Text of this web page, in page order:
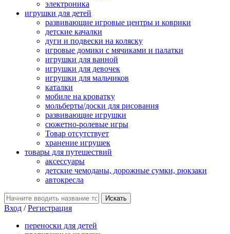
электроника
игрушки для детей
развивающие игровые центры и коврики
детские качалки
дуги и подвески на коляску
игровые домики с мячиками и палатки
игрушки для ванной
игрушки для девочек
игрушки для мальчиков
каталки
мобиле на кроватку
мольберты/доски для рисования
развивающие игрушки
сюжетно-ролевые игры
Товар отсутствует
хранение игрушек
товары для путешествий
аксессуары
детские чемоданы, дорожные сумки, рюкзаки
автокресла
Вход /Регистрация
переноски для детей